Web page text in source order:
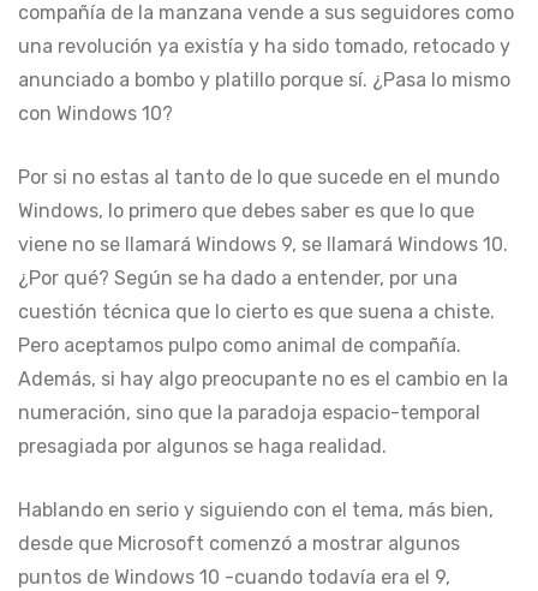
compañía de la manzana vende a sus seguidores como
una revolución ya existía y ha sido tomado, retocado y
anunciado a bombo y platillo porque sí. ¿Pasa lo mismo
con Windows 10?
Por si no estas al tanto de lo que sucede en el mundo
Windows, lo primero que debes saber es que lo que
viene no se llamará Windows 9, se llamará Windows 10.
¿Por qué? Según se ha dado a entender, por una
cuestión técnica que lo cierto es que suena a chiste.
Pero aceptamos pulpo como animal de compañía.
Además, si hay algo preocupante no es el cambio en la
numeración, sino que la paradoja espacio-temporal
presagiada por algunos se haga realidad.
Hablando en serio y siguiendo con el tema, más bien,
desde que Microsoft comenzó a mostrar algunos
puntos de Windows 10 -cuando todavía era el 9,